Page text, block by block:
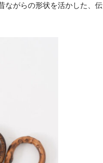
ながらの形状を活かした、伝